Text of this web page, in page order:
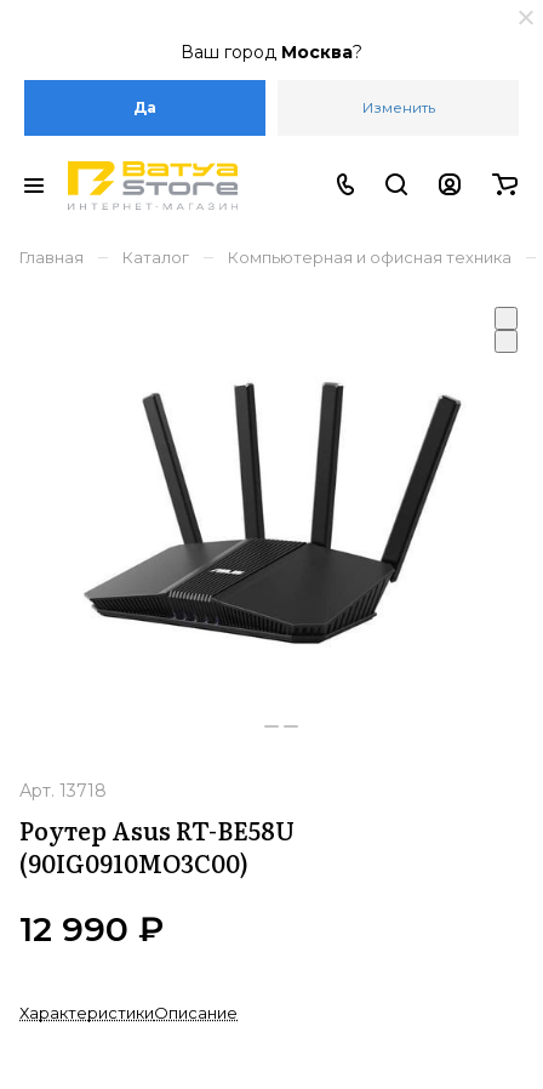
Ваш город Москва?
Да Изменить
Главная – Каталог – Компьютерная и офисная техника –
Арт. 13718
Роутер Asus RT-BE58U
(90IG0910MO3C00)
12 990 ₽
ХарактеристикиОписание